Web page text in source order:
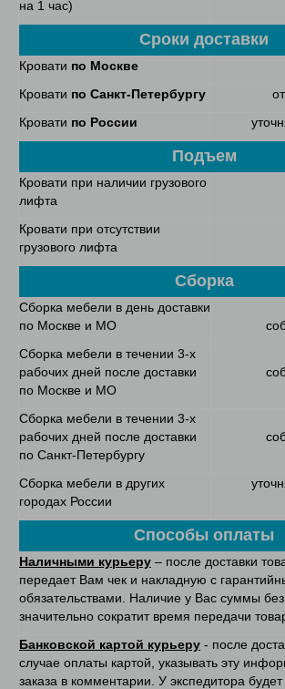
на 1 час)
Сроки доставки
Кровати по Москве
Кровати по Санкт-Петербургу
Кровати по России
Подъем
Кровати при наличии грузового
лифта
Кровати при отсутствии
грузового лифта
Сборка
Сборка мебели в день доставки
по Москве и МО
Сборка мебели в течении 3-х
рабочих дней после доставки
по Москве и МО
Сборка мебели в течении 3-х
рабочих дней после доставки
по Санкт-Петербургу
Сборка мебели в других
городах России
Способы оплаты
Наличными курьеру – после доставки
передает Вам чек и накладную с
обязательствами. Наличие у Вас суммы
значительно сократит время передачи
Банковской картой курьеру - после
случае оплаты картой, указывать эту
заказа в комментарии. У экспедитора